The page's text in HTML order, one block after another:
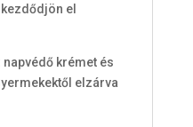
el
krémet és
elzárva